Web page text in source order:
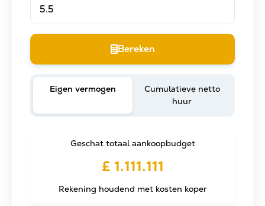
Bereken
Eigen vermogen
Cumulatieve netto
huur
Geschat totaal aankoopbudget
£ 1.111.111
Rekening houdend met kosten koper